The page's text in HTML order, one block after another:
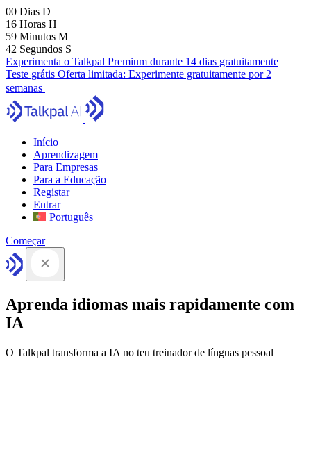
00 Dias D
16 Horas H
59 Minutos M
41 Segundos S
Experimenta o Talkpal Premium durante 14 dias gratuitamente
Teste grátis Oferta limitada: Experimente gratuitamente por 2
semanas
Início
Aprendizagem
Para Empresas
Para a Educação
Registar
Entrar
Português
Começar
Aprenda idiomas mais rapidamente com
IA
O Talkpal transforma a IA no teu treinador de línguas pessoal